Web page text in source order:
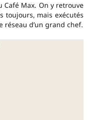
Café Max. On y retrouve
toujours, mais exécutés
réseau d’un grand chef.